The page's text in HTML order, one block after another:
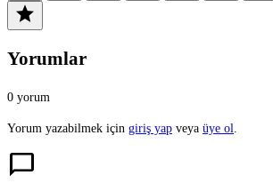
star
Yorumlar
0 yorum
Yorum yazabilmek için giriş yap veya üye ol.
chat_bubble